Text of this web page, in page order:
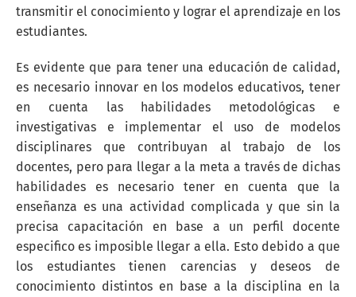
transmitir el conocimiento y lograr el aprendizaje en los
estudiantes.
Es evidente que para tener una educación de calidad,
es necesario innovar en los modelos educativos, tener
en cuenta las habilidades metodológicas e
investigativas e implementar el uso de modelos
disciplinares que contribuyan al trabajo de los
docentes, pero para llegar a la meta a través de dichas
habilidades es necesario tener en cuenta que la
enseñanza es una actividad complicada y que sin la
precisa capacitación en base a un perfil docente
especifico es imposible llegar a ella. Esto debido a que
los estudiantes tienen carencias y deseos de
conocimiento distintos en base a la disciplina en la